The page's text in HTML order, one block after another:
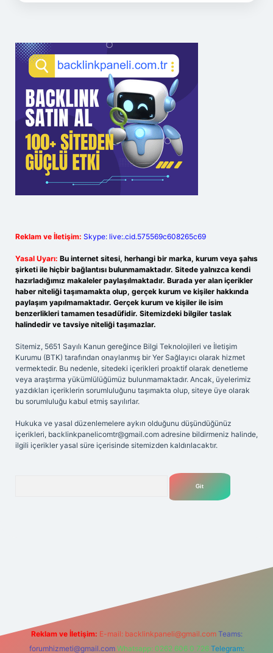
Reklam ve İletişim: Skype: live:.cid.575569c608265c69
Yasal Uyarı: Bu internet sitesi, herhangi bir marka, kurum veya şahıs
şirketi ile hiçbir bağlantısı bulunmamaktadır. Sitede yalnızca kendi
hazırladığımız makaleler paylaşılmaktadır. Burada yer alan içerikler
haber niteliği taşımamakta olup, gerçek kurum ve kişiler hakkında
paylaşım yapılmamaktadır. Gerçek kurum ve kişiler ile isim
benzerlikleri tamamen tesadüfidir. Sitemizdeki bilgiler taslak
halindedir ve tavsiye niteliği taşımazlar.
Sitemiz, 5651 Sayılı Kanun gereğince Bilgi Teknolojileri ve İletişim
Kurumu (BTK) tarafından onaylanmış bir Yer Sağlayıcı olarak hizmet
vermektedir. Bu nedenle, sitedeki içerikleri proaktif olarak denetleme
veya araştırma yükümlülüğümüz bulunmamaktadır. Ancak, üyelerimiz
yazdıkları içeriklerin sorumluluğunu taşımakta olup, siteye üye olarak
bu sorumluluğu kabul etmiş sayılırlar.
Hukuka ve yasal düzenlemelere aykırı olduğunu düşündüğünüz
içerikleri, backlinkpanelicomtr@gmail.com adresine bildirmeniz halinde,
ilgili içerikler yasal süre içerisinde sitemizden kaldırılacaktır.
Reklam ve İletişim: E-mail: backlinkpaneli@gmail.com Teams:
forumhizmeti@gmail.com Whatsapp: 0262 606 0 726 Telegram: